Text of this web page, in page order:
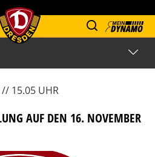
// 15.05 UHR
AUF DEN 16. NOVEMBER